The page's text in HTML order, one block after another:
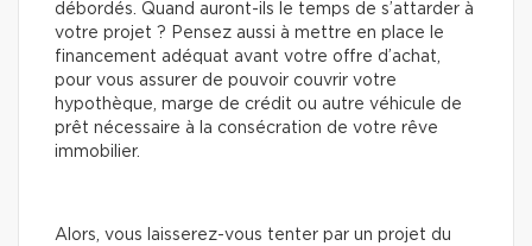
débordés. Quand auront-ils le temps de s’attarder à
votre projet ? Pensez aussi à mettre en place le
financement adéquat avant votre offre d’achat,
pour vous assurer de pouvoir couvrir votre
hypothèque, marge de crédit ou autre véhicule de
prêt nécessaire à la consécration de votre rêve
immobilier.
Alors, vous laisserez-vous tenter par un projet du